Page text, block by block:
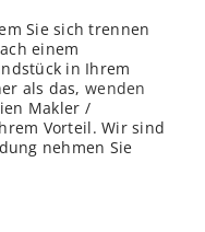
Sie sich trennen
einem
in Ihrem
als das, wenden
Makler /
Vorteil. Wir sind
nehmen Sie